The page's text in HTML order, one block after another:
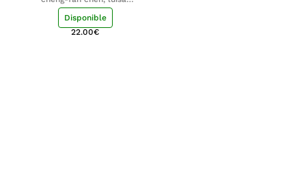
shu-ying chang, luisa
Disponible
22.00€